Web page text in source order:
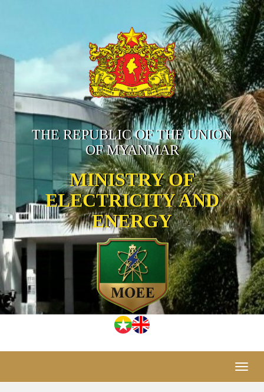
THE REPUBLIC OF THE UNION
OF MYANMAR
MINISTRY OF
ELECTRICITY AND
ENERGY
Toggle